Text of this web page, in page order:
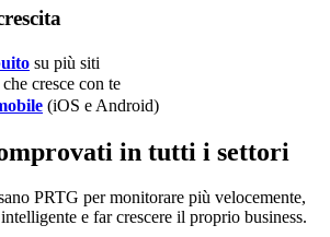
su più siti
che cresce con te
(iOS e Android)
in tutti i settori
PRTG per monitorare più velocemente,
e far crescere il proprio business.